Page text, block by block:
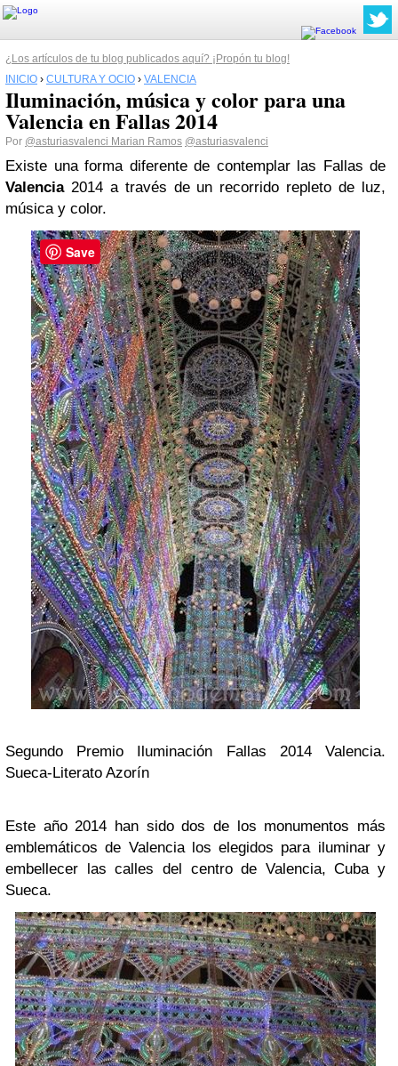
¿Los artículos de tu blog publicados aquí? ¡Propón tu blog!
INICIO › CULTURA Y OCIO › VALENCIA
Iluminación, música y color para una
Valencia en Fallas 2014
Por @asturiasvalenci Marian Ramos @asturiasvalenci
Existe una forma diferente de contemplar las Fallas de
Valencia2014 a través de un recorrido repleto de luz,
música y color.
Segundo Premio Iluminación Fallas 2014 Valencia.
Sueca-Literato Azorín
Este año 2014 han sido dos de los monumentos más
emblemáticos de Valencia los elegidos para iluminar y
embellecer las calles del centro de Valencia, Cuba y
Sueca.
Save